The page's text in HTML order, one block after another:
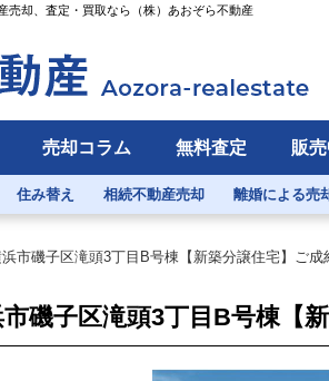
売却、査定・買取なら（株）あおぞら不動産
売却コラム 無料査定 販
住み替え 相続不動産売却 離婚による売
市磯子区滝頭3丁目B号棟【新築分譲住宅】ご成
磯子区滝頭3丁目B号棟【